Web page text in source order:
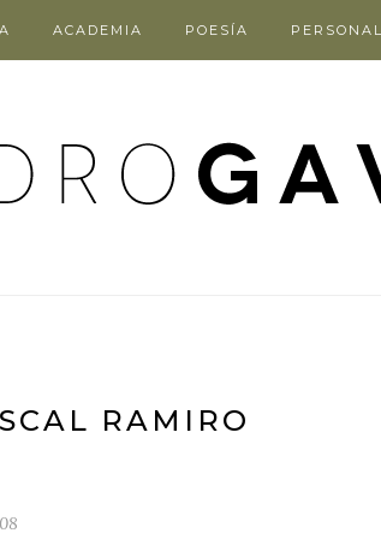
ACADEMIA POESÍA PERSONAL
RAMIRO